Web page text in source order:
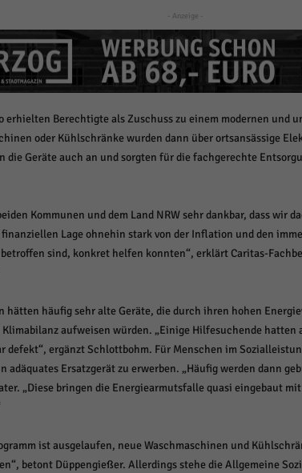
- Anzeige -
erhielten Berechtigte als Zuschuss zu einem modernen und
oder Kühlschränke wurden dann über ortsansässige
die Geräte auch an und sorgten für die fachgerechte
Kommunen und dem Land NRW sehr dankbar, dass wir
Lage ohnehin stark von der Inflation und den
sind, konkret helfen konnten“, erklärt Caritas-
hätten häufig sehr alte Geräte, die durch ihren hohen
aufweisen würden. „Einige Hilfesuchende hatten
defekt“, ergänzt Schlottbohm. Für Menschen im
adäquates Ersatzgerät zu erwerben. „Häufig werden dann
„Diese bringen die Energiearmutsfalle quasi eingebaut
ist ausgelaufen, neue Waschmaschinen und
betont Düppengießer. Allerdings stehe die Allgemeine
Externe Medien (6)
Inhalte von Videoplattformen und Social-
Wenn Cookies von externen Medien
powered by Borlabs Cookie